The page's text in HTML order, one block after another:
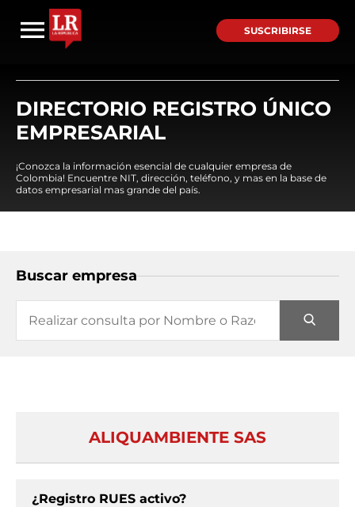
SUSCRIBIRSE
DIRECTORIO REGISTRO ÚNICO
EMPRESARIAL
¡Conozca la información esencial de cualquier empresa de
Colombia! Encuentre NIT, dirección, teléfono, y mas en la base de
datos empresarial mas grande del país.
Buscar empresa
ALIQUAMBIENTE SAS
¿Registro RUES activo?